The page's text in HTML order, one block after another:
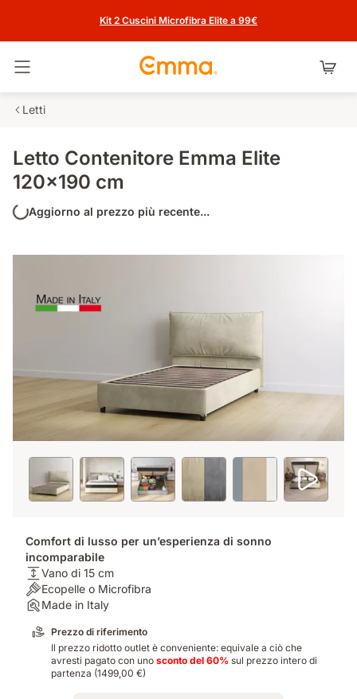
Kit 2 Cuscini Microfibra Elite a 99€
Letti
Letto Contenitore Emma Elite
120x190 cm
Aggiorno al prezzo più recente...
Comfort di lusso per un’esperienza di sonno
incomparabile
Altezza:
Vano
di
cm
Vano di 15 cm
Stile:
Ecopelle
Microfibra
Ecopelle o Microfibra
Assemblaggio:
in
Made in Italy
Prezzo di riferimento
Il prezzo ridotto outlet è conveniente: equivale a ciò che
avresti pagato con uno sconto del 60% sul prezzo intero di
partenza (1499,00 €)